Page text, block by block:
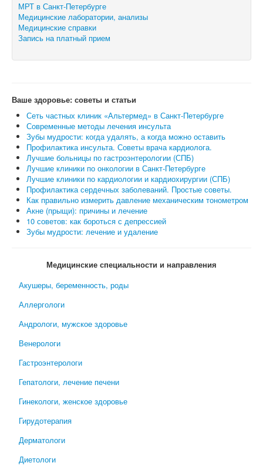
МРТ в Санкт-Петербурге
Медицинские лаборатории, анализы
Медицинские справки
Запись на платный прием
Ваше здоровье: советы и статьи
Сеть частных клиник «Альтермед» в Санкт-Петербурге
Современные методы лечения инсульта
Зубы мудрости: когда удалять, а когда можно оставить
Профилактика инсульта. Советы врача кардиолога.
Лучшие больницы по гастроэнтерологии (СПБ)
Лучшие клиники по онкологии в Санкт-Петербурге
Лучшие клиники по кардиологии и кардиохирургии (СПБ)
Профилактика сердечных заболеваний. Простые советы.
Как правильно измерить давление механическим тонометром
Акне (прыщи): причины и лечение
10 советов: как бороться с депрессией
Зубы мудрости: лечение и удаление
Медицинские специальности и направления
Акушеры, беременность, роды
Аллергологи
Андрологи, мужское здоровье
Венерологи
Гастроэнтерологи
Гепатологи, лечение печени
Гинекологи, женское здоровье
Гирудотерапия
Дерматологи
Диетологи